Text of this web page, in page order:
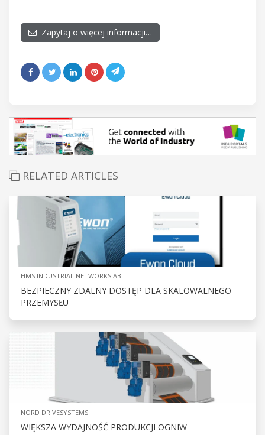
Zapytaj o więcej informacji…
RELATED ARTICLES
HMS INDUSTRIAL NETWORKS AB
BEZPIECZNY ZDALNY DOSTĘP DLA SKALOWALNEGO
PRZEMYSŁU
NORD DRIVESYSTEMS
WIĘKSZA WYDAJNOŚĆ PRODUKCJI OGNIW